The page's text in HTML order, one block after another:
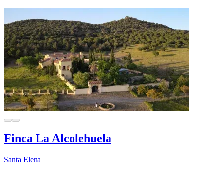
Finca La Alcolehuela
Santa Elena